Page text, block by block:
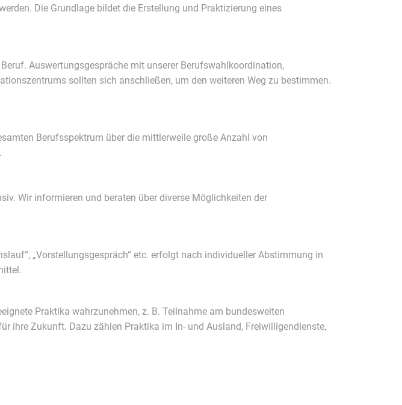
Die Grundlage bildet die Erstellung und Praktizierung eines
Auswertungsgespräche mit unserer Berufswahlkoordination,
sollten sich anschließen, um den weiteren Weg zu bestimmen.
Berufsspektrum über die mittlerweile große Anzahl von
Wir informieren und beraten über diverse Möglichkeiten der
„Vorstellungsgespräch“ etc. erfolgt nach individueller Abstimmung in
Praktika wahrzunehmen, z. B. Teilnahme am bundesweiten
ihre Zukunft. Dazu zählen Praktika im In- und Ausland, Freiwilligendienste,